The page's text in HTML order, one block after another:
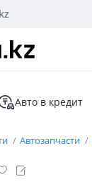
Авто в кредит
Автозапчасти